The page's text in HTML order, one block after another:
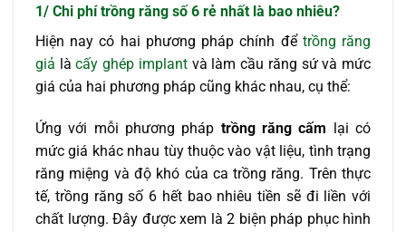
1/ Chi phí trồng răng số 6 rẻ nhất là bao nhiêu?
Hiện nay có hai phương pháp chính để trồng răng
giả làcấy ghép implantvà làm cầu răng sứ và mức
giá của hai phương pháp cũng khác nhau, cụ thể:
Ứng với mỗi phương pháp trồng răng cấm lại có
mức giá khác nhau tùy thuộc vào vật liệu, tình trạng
răng miệng và độ khó của ca trồng răng. Trên thực
tế, trồng răng số 6 hết bao nhiêu tiền sẽ đi liền với
chất lượng. Đây được xem là 2 biện pháp phục hình